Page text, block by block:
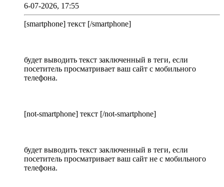
6-07-2026, 17:55
[smartphone] текст [/smartphone]
будет выводить текст заключенный в теги, если
посетитель просматривает ваш сайт с мобильного
телефона.
[not-smartphone] текст [/not-smartphone]
будет выводить текст заключенный в теги, если
посетитель просматривает ваш сайт не с мобильного
телефона.